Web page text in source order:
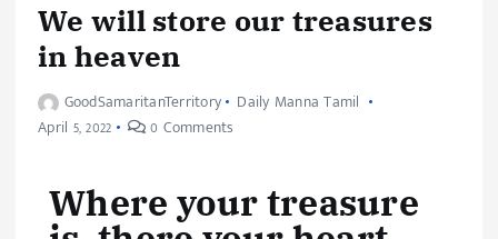
We will store our treasures
in heaven
GoodSamaritanTerritory
Daily Manna Tamil
April 5, 2022
0 Comments
Where your treasure